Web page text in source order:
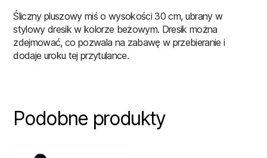
Śliczny pluszowy miś o wysokości 30 cm, ubrany w
stylowy dresik w kolorze beżowym. Dresik można
zdejmować, co pozwala na zabawę w przebieranie i
dodaje uroku tej przytulance.
Podobne produkty